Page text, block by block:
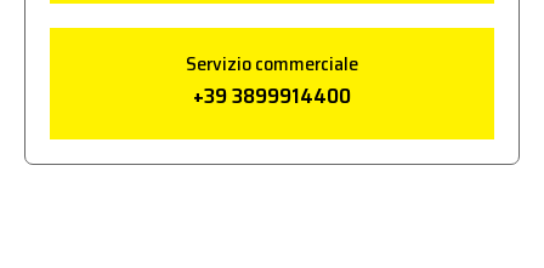
Servizio commerciale
+39 3899914400